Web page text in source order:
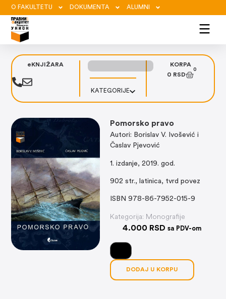
O FAKULTETU DOKUMENTA ALUMNI
eKNJIŽARA
KATEGORIJE
KORPA
0 RSD
0
Pomorsko pravo
Autori: Borislav V. Ivošević i
Časlav Pjevović
1. izdanje, 2019. god.
902 str., latinica, tvrd povez
ISBN 978-86-7952-015-9
Kategorija: Monografije
4.000 RSD sa PDV-om
DODAJ U KORPU